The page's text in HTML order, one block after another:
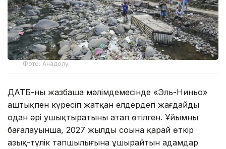
Фото: Анадолу
ДАТБ-ның жазбаша мәлімдемесінде «Эль-Ниньо»
аштықпен күресіп жатқан елдердегі жағдайды
одан әрі ушықтыратыны атап өтілген. Ұйымның
бағалауынша, 2027 жылдың соңына қарай өткір
азық-түлік тапшылығына ұшырайтын адамдар